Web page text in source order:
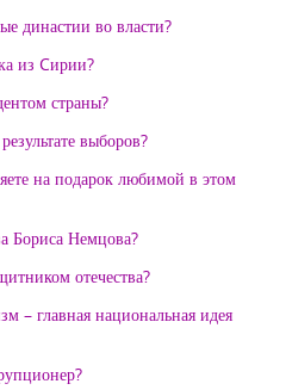
династии во власти?
из Cирии?
страны?
выборов?
на подарок любимой в этом
Бориса Немцова?
отечества?
– главная национальная идея